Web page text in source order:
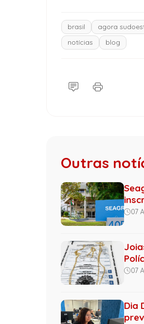
brasil agora
notícias
blog
Outras
07
07
Dia